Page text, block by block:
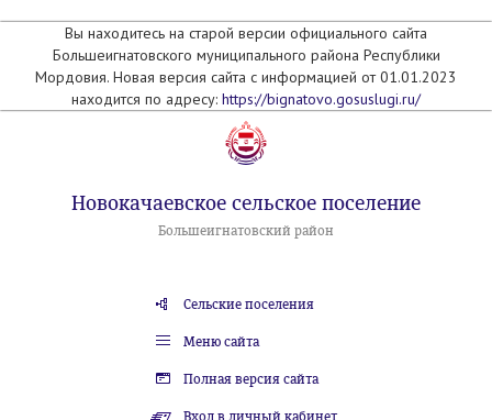
Вы находитесь на старой версии официального сайта
Большеигнатовского муниципального района Республики
Мордовия. Новая версия сайта с информацией от 01.01.2023
находится по адресу: https://bignatovo.gosuslugi.ru/
Новокачаевское сельское поселение
Большеигнатовский район
Сельские поселения
Меню сайта
Полная версия сайта
Вход в личный кабинет